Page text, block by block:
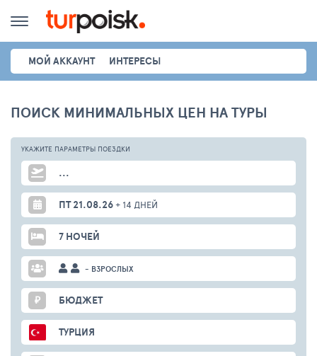
МОЙ АККАУНТ ИНТЕРЕСЫ
ПОИСК МИНИМАЛЬНЫХ ЦЕН НА ТУРЫ
УКАЖИТЕ ПАРАМЕТРЫ ПОЕЗДКИ
...
ПТ 21.08.26+ 14 ДНЕЙ
7 НОЧЕЙ
- ВЗРОСЛЫХ
₽ БЮДЖЕТ
ТУРЦИЯ